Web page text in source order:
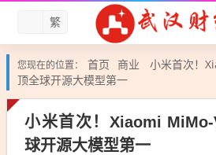
繁
您现在的位置： 首页 商业
小米首次！
顶全球开源大模型第一
小米首次！Xiaomi
球开源大模型第一